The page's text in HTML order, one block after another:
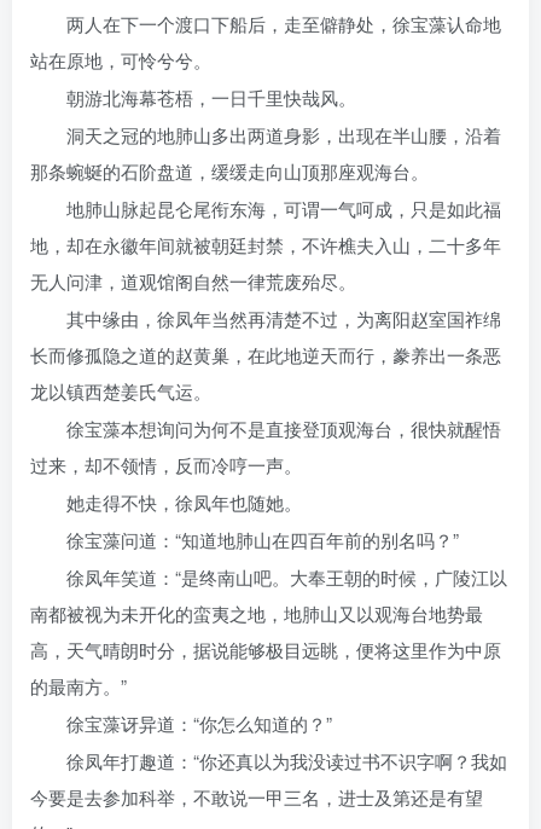
两人在下一个渡口下船后，走至僻静处，徐宝藻认命地
站在原地，可怜兮兮。
朝游北海幕苍梧，一日千里快哉风。
洞天之冠的地肺山多出两道身影，出现在半山腰，沿着
那条蜿蜒的石阶盘道，缓缓走向山顶那座观海台。
地肺山脉起昆仑尾衔东海，可谓一气呵成，只是如此福
地，却在永徽年间就被朝廷封禁，不许樵夫入山，二十多年
无人问津，道观馆阁自然一律荒废殆尽。
其中缘由，徐凤年当然再清楚不过，为离阳赵室国祚绵
长而修孤隐之道的赵黄巢，在此地逆天而行，豢养出一条恶
龙以镇西楚姜氏气运。
徐宝藻本想询问为何不是直接登顶观海台，很快就醒悟
过来，却不领情，反而冷哼一声。
她走得不快，徐凤年也随她。
徐宝藻问道：“知道地肺山在四百年前的别名吗？”
徐凤年笑道：“是终南山吧。大奉王朝的时候，广陵江以
南都被视为未开化的蛮夷之地，地肺山又以观海台地势最
高，天气晴朗时分，据说能够极目远眺，便将这里作为中原
的最南方。”
徐宝藻讶异道：“你怎么知道的？”
徐凤年打趣道：“你还真以为我没读过书不识字啊？我如
今要是去参加科举，不敢说一甲三名，进士及第还是有望